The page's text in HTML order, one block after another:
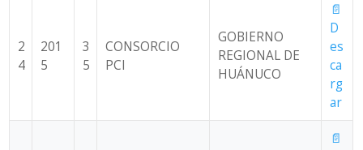
2
4
201
5
3
5
CONSORCIO
PCI
GOBIERNO
REGIONAL DE
HUÁNUCO
📄
D
es
ca
rg
ar
📄